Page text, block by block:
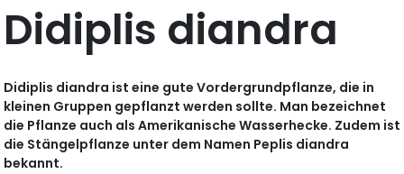
Didiplis diandra
Didiplis diandra ist eine gute Vordergrundpflanze, die in
kleinen Gruppen gepflanzt werden sollte. Man bezeichnet
die Pflanze auch als Amerikanische Wasserhecke. Zudem ist
die Stängelpflanze unter dem Namen Peplis diandra
bekannt.